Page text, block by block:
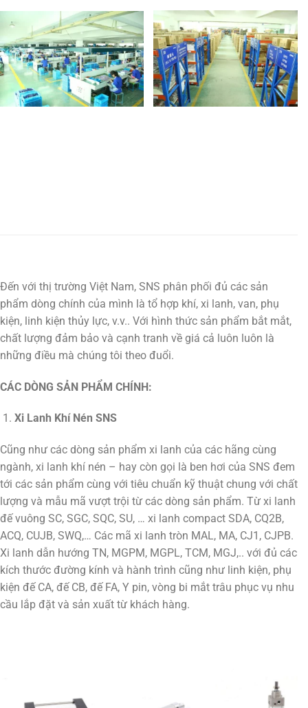
Đến với thị trường Việt Nam, SNS phân phối đủ các sản
phẩm dòng chính của mình là tổ hợp khí, xi lanh, van, phụ
kiện, linh kiện thủy lực, v.v.. Với hình thức sản phẩm bắt mắt,
chất lượng đảm bảo và cạnh tranh về giá cả luôn luôn là
những điều mà chúng tôi theo đuổi.
CÁC DÒNG SẢN PHẨM CHÍNH:
Xi Lanh Khí Nén SNS
Cũng như các dòng sản phẩm xi lanh của các hãng cùng
ngành, xi lanh khí nén – hay còn gọi là ben hơi của SNS đem
tới các sản phẩm cùng với tiêu chuẩn kỹ thuật chung với chất
lượng và mẫu mã vượt trội từ các dòng sản phẩm. Từ xi lanh
đế vuông SC, SGC, SQC, SU, … xi lanh compact SDA, CQ2B,
ACQ, CUJB, SWQ,… Các mã xi lanh tròn MAL, MA, CJ1, CJPB.
Xi lanh dẫn hướng TN, MGPM, MGPL, TCM, MGJ,.. với đủ các
kích thước đường kính và hành trình cũng như linh kiện, phụ
kiện đế CA, đế CB, đế FA, Y pin, vòng bi mắt trâu phục vụ nhu
cầu lắp đặt và sản xuất từ khách hàng.